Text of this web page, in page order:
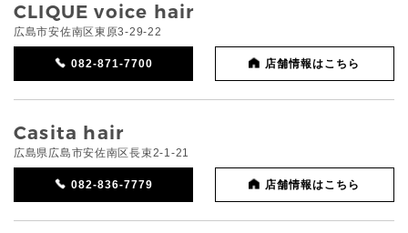
CLIQUE voice hair
広島市安佐南区東原3-29-22
082-871-7700 店舗情報はこちら
Casita hair
広島県広島市安佐南区長束2-1-21
082-836-7779 店舗情報はこちら